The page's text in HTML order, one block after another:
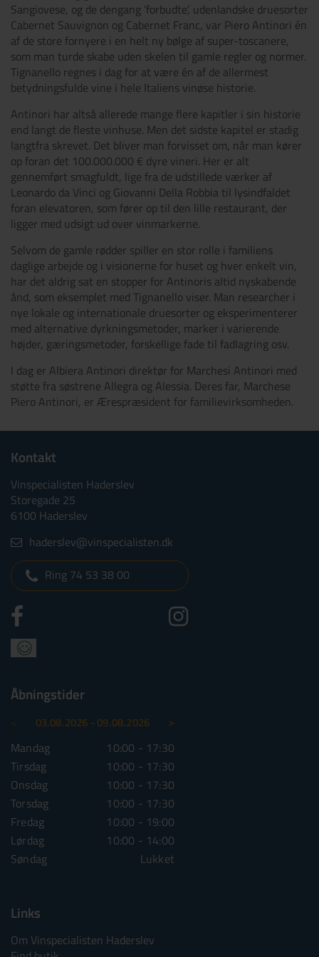
Sangiovese, og de dengang ’forbudte’, udenlandske druesorter
Cabernet Sauvignon og Cabernet Franc, var Piero Antinori én
af de store fornyere i en helt ny bølge af super-toscanere,
som man turde skabe uden skelen til gamle regler og normer.
Tignanello regnes i dag for at være én af de allermest
betydningsfulde vine i hele Italiens vinøse historie.
Antinori har altså allerede mange flere kapitler i sin historie
end langt de fleste vinhuse. Men det sidste kapitel er stadig
langtfra skrevet. Det bliver man forvisset om, når man kører
op foran det 100.000.000 € dyre vineri. Her er alt
gennemført smagfuldt, lige fra de udstillede værker af
Leonardo da Vinci og Giovanni Della Robbia til lysindfaldet
foran elevatoren, som fører op til den lille restaurant, der
ligger med udsigt ud over vinmarkerne.
Selvom de gamle rødder spiller en stor rolle i familiens
daglige arbejde og i visionerne for huset og hver enkelt vin,
har det aldrig sat en stopper for Antinoris altid nyskabende
ånd, som eksemplet med Tignanello viser. Man researcher i
nye lokale og internationale druesorter og eksperimenterer
med alternative dyrkningsmetoder, marker i varierende
højder, gæringsmetoder, forskellige fade til fadlagring osv.
I dag er Albiera Antinori direktør for Marchesi Antinori med
støtte fra søstrene Allegra og Alessia. Deres far, Marchese
Piero Antinori, er Ærespræsident for familievirksomheden.
Kontakt
Vinspecialisten Haderslev
Storegade 25
6100 Haderslev
haderslev@vinspecialisten.dk
Ring 74 53 38 00
Åbningstider
>
03.08.2026 - 09.08.2026
Mandag
10:00 - 17:30
Tirsdag
10:00 - 17:30
Onsdag
10:00 - 17:30
Torsdag
10:00 - 17:30
Fredag
10:00 - 19:00
Lørdag
10:00 - 14:00
Søndag
Lukket
Links
Om Vinspecialisten Haderslev